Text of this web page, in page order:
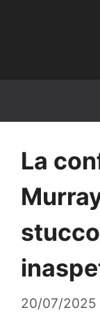
La
20/07/2025